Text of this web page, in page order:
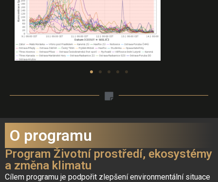
O programu
Program Životní prostředí, ekosystémy
a změna klimatu
Cílem programu je podpořit zlepšení environmentální situace